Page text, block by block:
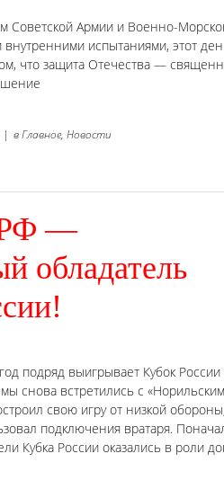
Советской Армии и Военно-
испытаниями, этот
что защита Отечества —
| вГлавное, Новости
—
обладатель
подряд выигрывает Кубок России
снова встретились с «Норильским
свою игру от низкой
подключения вратаря.
Кубка России оказались в роли